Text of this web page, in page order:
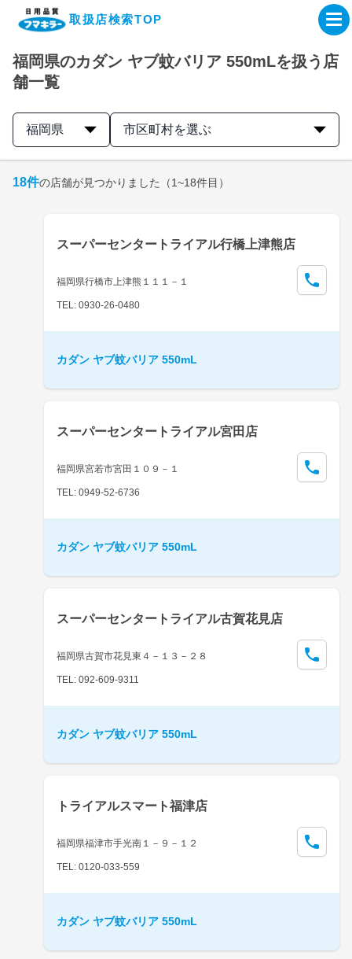
取扱店検索TOP
企業・IR情報サイト
製品情報サイト
取扱店検索はこちら
福岡県のカダン ヤブ蚊バリア 550mLを扱う店
舗一覧
福岡県 市区町村を選ぶ
18件の店舗が見つかりました （1~18件目）
スーパーセンタートライアル行橋上津熊店
福岡県行橋市上津熊１１１－１
TEL: 0930-26-0480
カダン ヤブ蚊バリア 550mL
スーパーセンタートライアル宮田店
福岡県宮若市宮田１０９－１
TEL: 0949-52-6736
カダン ヤブ蚊バリア 550mL
スーパーセンタートライアル古賀花見店
福岡県古賀市花見東４－１３－２８
TEL: 092-609-9311
カダン ヤブ蚊バリア 550mL
トライアルスマート福津店
福岡県福津市手光南１－９－１２
TEL: 0120-033-559
カダン ヤブ蚊バリア 550mL